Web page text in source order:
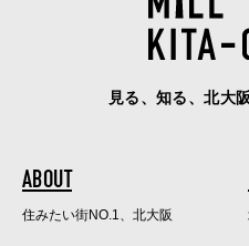
見る、知る、北大
ABOUT
住みたい街NO.1、北大阪